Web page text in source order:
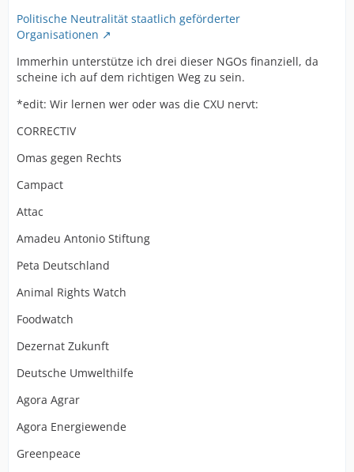
Politische Neutralität staatlich geförderter
Organisationen
Immerhin unterstütze ich drei dieser NGOs finanziell, da
scheine ich auf dem richtigen Weg zu sein.
*edit: Wir lernen wer oder was die CXU nervt:
CORRECTIV
Omas gegen Rechts
Campact
Attac
Amadeu Antonio Stiftung
Peta Deutschland
Animal Rights Watch
Foodwatch
Dezernat Zukunft
Deutsche Umwelthilfe
Agora Agrar
Agora Energiewende
Greenpeace